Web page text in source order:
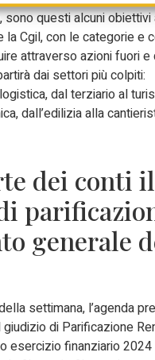
questi alcuni
la Cgil, con le categorie e
attraverso azioni fuori e
dai settori più colpiti:
dal terziario al
dall’edilizia alla
dei conti il
generale
settimana, l’agenda
di Parificazione
esercizio finanziario 2024